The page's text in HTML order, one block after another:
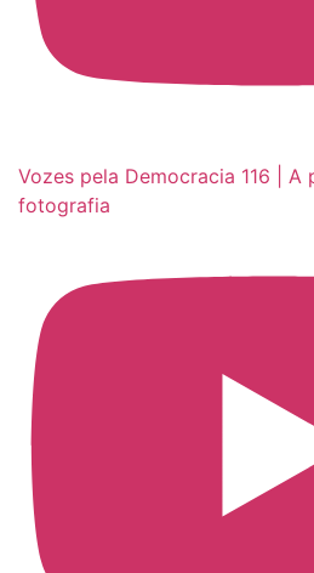
Vozes pela Democracia 116 | A
fotografia